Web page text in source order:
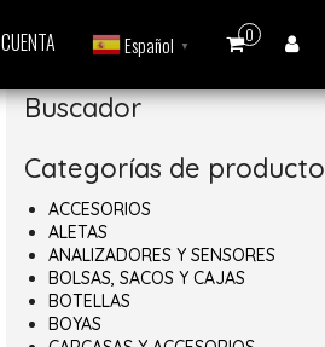
0
CUENTA Español ▼
Buscador
Categorías de producto
ACCESORIOS
ALETAS
ANALIZADORES Y SENSORES
BOLSAS, SACOS Y CAJAS
BOTELLAS
BOYAS